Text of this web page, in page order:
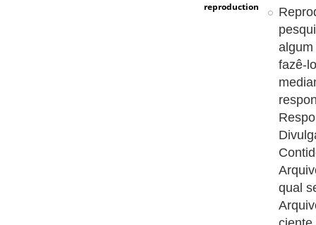
reproduction
fazê-
qual